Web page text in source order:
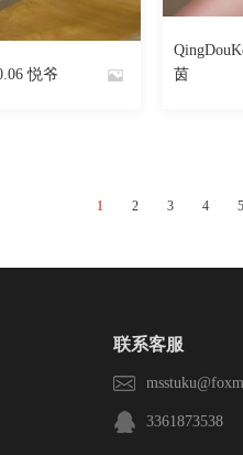
2531 阅读 0 回复
悦爷 By
茵
1 2 3 4 5
联系客服
3361873538